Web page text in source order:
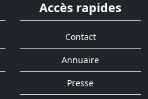
Accès rapides
Contact
Annuaire
Presse